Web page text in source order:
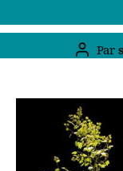
Auteur
Par